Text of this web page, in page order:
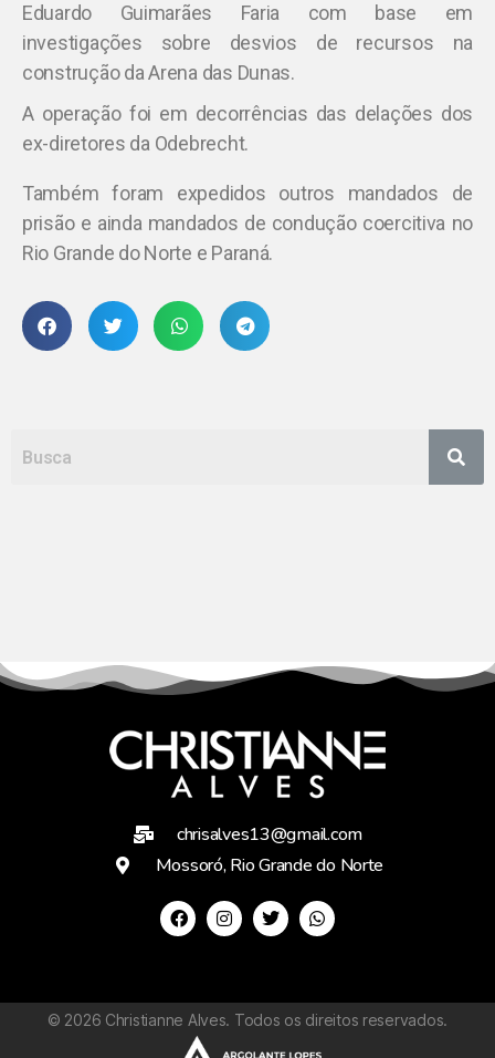
Eduardo Guimarães Faria com base em
investigações sobre desvios de recursos na
construção da Arena das Dunas.
A operação foi em decorrências das delações dos
ex-diretores da Odebrecht.
Também foram expedidos outros mandados de
prisão e ainda mandados de condução coercitiva no
Rio Grande do Norte e Paraná.
chrisalves13@gmail.com
Mossoró, Rio Grande do Norte
© 2026 Christianne Alves. Todos os direitos reservados.